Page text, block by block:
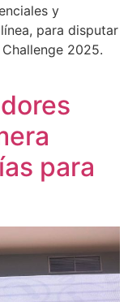
y
para disputar
2025.
para